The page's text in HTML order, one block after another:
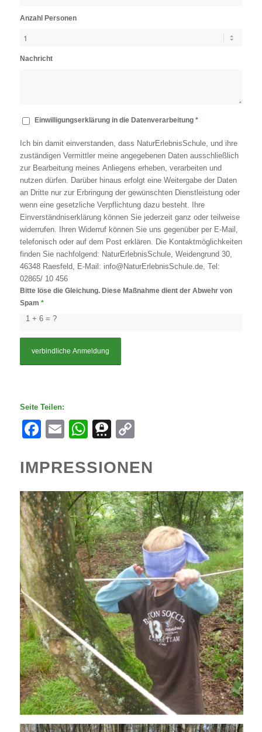
Anzahl Personen
Nachricht
Einwilligungserklärung in die Datenverarbeitung *
Ich bin damit einverstanden, dass NaturErlebnisSchule, und ihre
zuständigen Vermittler meine angegebenen Daten ausschließlich
zur Bearbeitung meines Anliegens erheben, verarbeiten und
nutzen dürfen. Darüber hinaus erfolgt eine Weitergabe der Daten
an Dritte nur zur Erbringung der gewünschten Dienstleistung oder
wenn eine gesetzliche Verpflichtung dazu besteht. Ihre
Einverständniserklärung können Sie jederzeit ganz oder teilweise
widerrufen. Ihren Widerruf können Sie uns gegenüber per E-Mail,
telefonisch oder auf dem Post erklären. Die Kontaktmöglichkeiten
finden Sie nachfolgend: NaturErlebnisSchule, Weidengrund 30,
46348 Raesfeld, E-Mail: info@NaturErlebnisSchule.de, Tel:
02865/ 10 456
1 + 6 = ?
Bitte löse die Gleichung. Diese Maßnahme dient der Abwehr von
Spam *
Seite Teilen:
Facebook
Email
WhatsApp
Threema
Copy
IMPRESSIONEN